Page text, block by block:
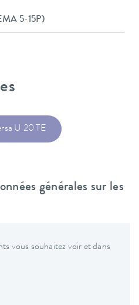
5-15P)
U 20 TE
générales sur les
vous souhaitez voir et dans